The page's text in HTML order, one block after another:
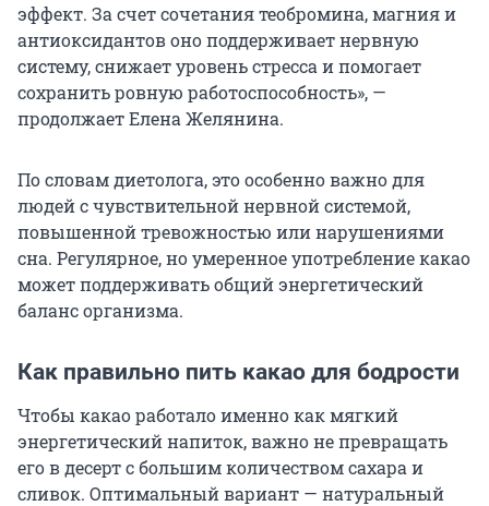
эффект. За счет сочетания теобромина, магния и
антиоксидантов оно поддерживает нервную
систему, снижает уровень стресса и помогает
сохранить ровную работоспособность», —
продолжает Елена Желянина.
По словам диетолога, это особенно важно для
людей с чувствительной нервной системой,
повышенной тревожностью или нарушениями
сна. Регулярное, но умеренное употребление какао
может поддерживать общий энергетический
баланс организма.
Как правильно пить какао для бодрости
Чтобы какао работало именно как мягкий
энергетический напиток,важно не превращать
его в десерт с большим количеством сахара и
сливок. Оптимальный вариант — натуральный